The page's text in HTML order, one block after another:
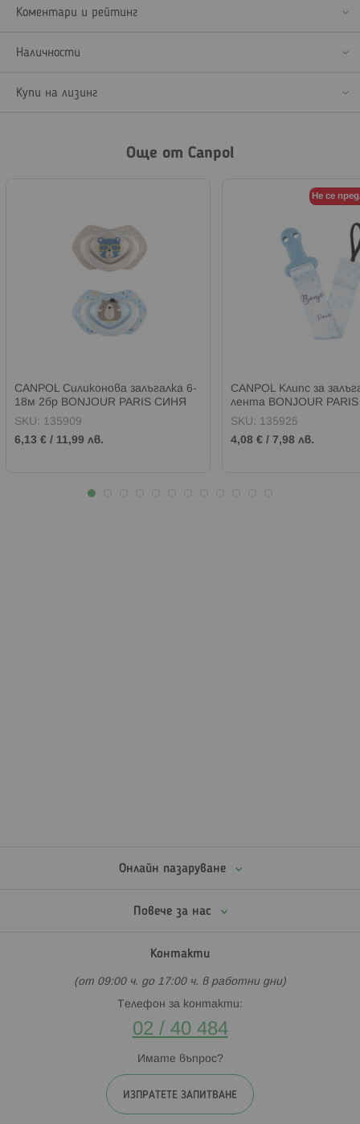
Коментари и рейтинг
Наличности
Купи на лизинг
Още от Canpol
CANPOL Силиконова залъгалка 6-
18м 2бр BONJOUR PARIS СИНЯ
SKU: 135909
6,13 € / 11,99 лв.
Не се
CANPOL Клипс за
лента BONJOUR
SKU: 135925
4,08 € / 7,98 лв.
Онлайн пазаруване
Повече за нас
Контакти
(от 09:00 ч. до 17:00 ч. в работни дни)
Телефон за контакти:
02 / 40 484
Имате въпрос?
ИЗПРАТЕТЕ ЗАПИТВАНЕ